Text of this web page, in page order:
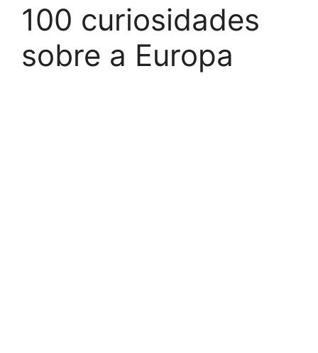
100 curiosidades
sobre a Europa